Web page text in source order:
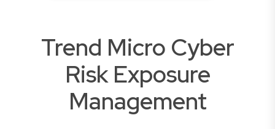
Trend Micro Cyber
Risk Exposure
Management